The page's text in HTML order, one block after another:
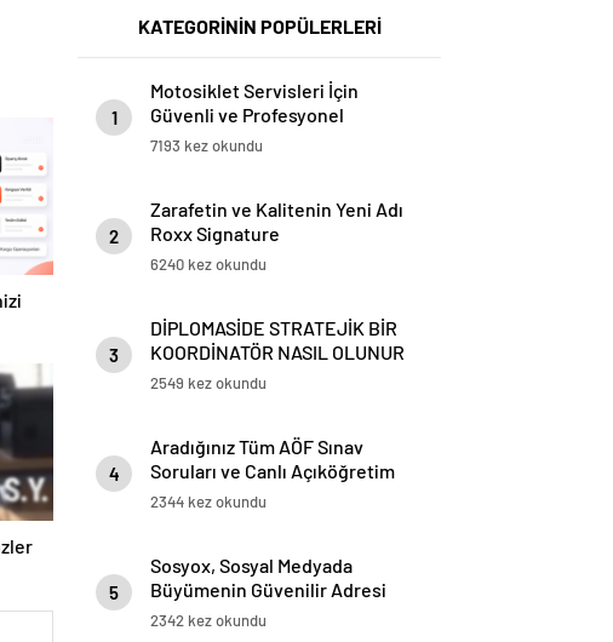
KATEGORİNİN POPÜLERLERİ
1
Motosiklet Servisleri İçin
Güvenli ve Profesyonel
Motosiklet Lifti Çözümleri
7193 kez okundu
2
Zarafetin ve Kalitenin Yeni Adı
Roxx Signature
6240 kez okundu
3
DİPLOMASİDE STRATEJİK BİR
KOORDİNATÖR NASIL OLUNUR
2549 kez okundu
4
Aradığınız Tüm AÖF Sınav
Soruları ve Canlı Açıköğretim
Forumu Burada
2344 kez okundu
5
Sosyox, Sosyal Medyada
Büyümenin Güvenilir Adresi
Olarak Öne Çıkıyor
2342 kez okundu